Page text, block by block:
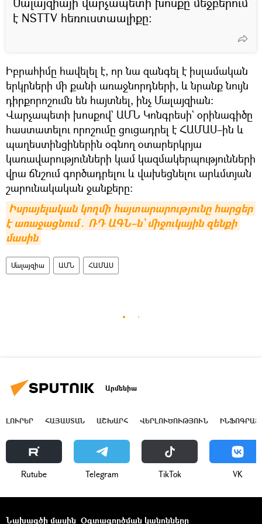
է NSTTV հեռուստաալիքը։
Իբրահիմը հավելել է, որ նա զանգել է իսլամական
երկրների մի քանի առաջնորդների, և նրանք նույն
դիրքորոշումն են հայտնել, ինչ Մալայզիան։
Վարչապետի խոսքով` ԱՄՆ Կոնգրեսի` օրինագիծը
հաստատելու որոշումը ցուցադրել է ՀԱՄԱՍ–ին և
պաղեստինցիներին օգնող օտարերկրյա
կառավարությունների կամ կազմակերպությունների
վրա ճնշում գործադրելու և վախեցնելու արևմտյան
շարունակական ջանքերը։
Իսրայելական կողմի հայտարարությունը հարցեր
է առաջացնում․ ՌԴ ԱԳՆ–ն` միջուկային զենքի
մասին
Մալայզիա ԱՄՆ ՀԱՄԱՍ
Արմենիա
ԼՈՒՐԵՐ ՀԱՅԱՍՏԱՆ ԱՇԽԱՐՀ ՎԵՐԼՈՒԾՈՒԹՅՈՒՆ
Rutube Telegram ТikТоk VK
Նախագծի մասին Օգտագործման կանոնները